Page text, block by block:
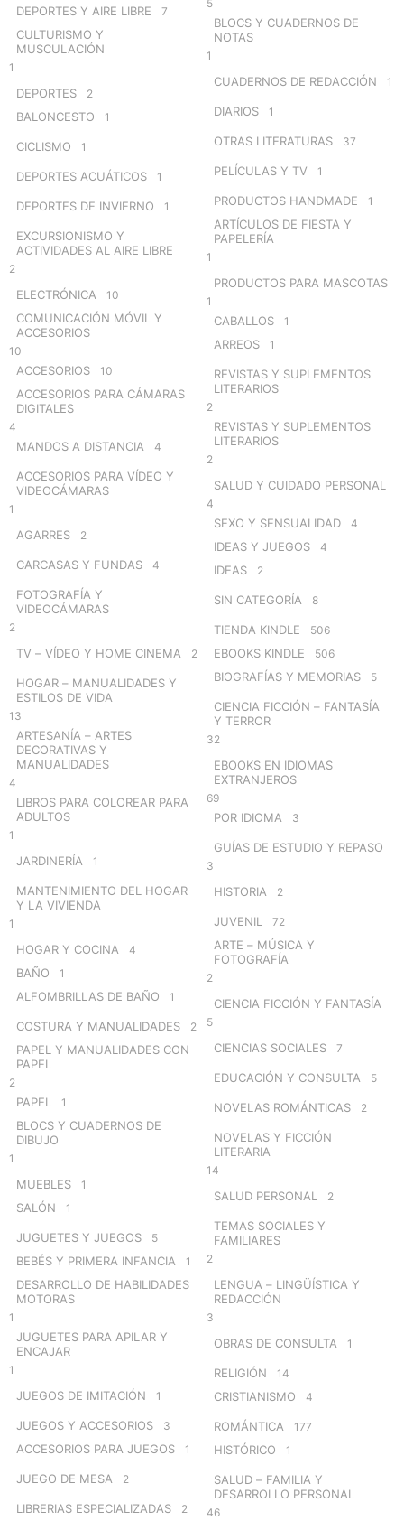
DEPORTES Y AIRE LIBRE 7
CULTURISMO Y
MUSCULACIÓN
1
DEPORTES 2
BALONCESTO 1
CICLISMO 1
DEPORTES ACUÁTICOS 1
DEPORTES DE INVIERNO 1
EXCURSIONISMO Y
ACTIVIDADES AL AIRE LIBRE
2
ELECTRÓNICA 10
COMUNICACIÓN MÓVIL Y
ACCESORIOS
10
ACCESORIOS 10
ACCESORIOS PARA CÁMARAS
DIGITALES
4
MANDOS A DISTANCIA 4
ACCESORIOS PARA VÍDEO Y
VIDEOCÁMARAS
1
AGARRES 2
CARCASAS Y FUNDAS 4
FOTOGRAFÍA Y
VIDEOCÁMARAS
2
TV – VÍDEO Y HOME CINEMA 2
HOGAR – MANUALIDADES Y
ESTILOS DE VIDA
13
ARTESANÍA – ARTES
DECORATIVAS Y
MANUALIDADES
4
LIBROS PARA COLOREAR PARA
ADULTOS
1
JARDINERÍA 1
MANTENIMIENTO DEL HOGAR
Y LA VIVIENDA
1
HOGAR Y COCINA 4
BAÑO 1
ALFOMBRILLAS DE BAÑO 1
COSTURA Y MANUALIDADES 2
PAPEL Y MANUALIDADES CON
PAPEL
2
PAPEL 1
BLOCS Y CUADERNOS DE
DIBUJO
1
MUEBLES 1
SALÓN 1
JUGUETES Y JUEGOS 5
BEBÉS Y PRIMERA INFANCIA 1
DESARROLLO DE HABILIDADES
MOTORAS
1
JUGUETES PARA APILAR Y
ENCAJAR
1
JUEGOS DE IMITACIÓN 1
JUEGOS Y ACCESORIOS 3
ACCESORIOS PARA JUEGOS 1
JUEGO DE MESA 2
LIBRERIAS ESPECIALIZADAS 2
5
BLOCS Y CUADERNOS DE
NOTAS
1
CUADERNOS DE REDACCIÓN 1
DIARIOS 1
OTRAS LITERATURAS 37
PELÍCULAS Y TV 1
PRODUCTOS HANDMADE 1
ARTÍCULOS DE FIESTA Y
PAPELERÍA
1
PRODUCTOS PARA MASCOTAS
1
CABALLOS 1
ARREOS 1
REVISTAS Y SUPLEMENTOS
LITERARIOS
2
REVISTAS Y SUPLEMENTOS
LITERARIOS
2
SALUD Y CUIDADO PERSONAL
4
SEXO Y SENSUALIDAD 4
IDEAS Y JUEGOS 4
IDEAS 2
SIN CATEGORÍA 8
TIENDA KINDLE 506
EBOOKS KINDLE 506
BIOGRAFÍAS Y MEMORIAS 5
CIENCIA FICCIÓN – FANTASÍA
Y TERROR
32
EBOOKS EN IDIOMAS
EXTRANJEROS
69
POR IDIOMA 3
GUÍAS DE ESTUDIO Y REPASO
3
HISTORIA 2
JUVENIL 72
ARTE – MÚSICA Y
FOTOGRAFÍA
2
CIENCIA FICCIÓN Y FANTASÍA
5
CIENCIAS SOCIALES 7
EDUCACIÓN Y CONSULTA 5
NOVELAS ROMÁNTICAS 2
NOVELAS Y FICCIÓN
LITERARIA
14
SALUD PERSONAL 2
TEMAS SOCIALES Y
FAMILIARES
2
LENGUA – LINGÜÍSTICA Y
REDACCIÓN
3
OBRAS DE CONSULTA 1
RELIGIÓN 14
CRISTIANISMO 4
ROMÁNTICA 177
HISTÓRICO 1
SALUD – FAMILIA Y
DESARROLLO PERSONAL
46